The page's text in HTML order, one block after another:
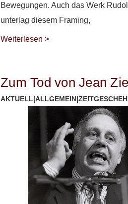
Bewegungen. Auch das Werk
unterlag diesem Framing,
Weiterlesen >
Zum Tod von Jean
AKTUELL|ALLGEMEIN|